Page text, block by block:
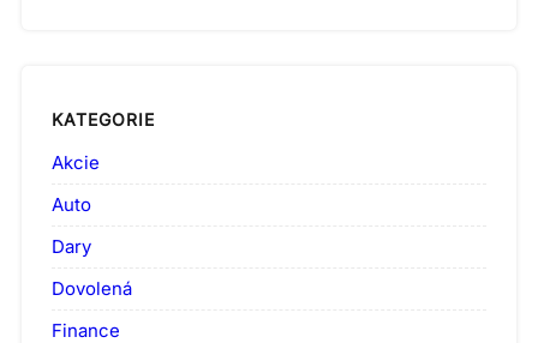
KATEGORIE
Akcie
Auto
Dary
Dovolená
Finance